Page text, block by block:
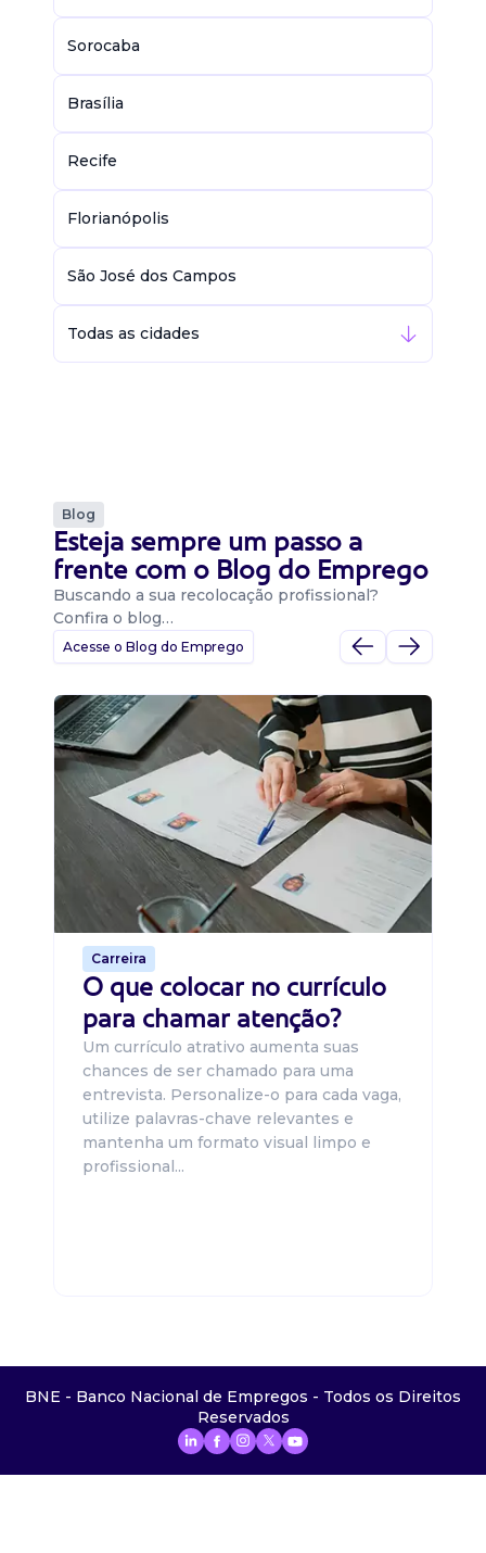
Sorocaba
Brasília
Recife
Florianópolis
São José dos Campos
Todas as cidades
Blog
Esteja sempre um passo a
frente com o Blog do Emprego
Buscando a sua recolocação profissional?
Confira o blog…
Acesse o Blog do Emprego
Carreira
O que colocar no currículo
para chamar atenção?
Um currículo atrativo aumenta suas
chances de ser chamado para uma
entrevista. Personalize-o para cada vaga,
utilize palavras-chave relevantes e
mantenha um formato visual limpo e
profissional...
BNE - Banco Nacional de Empregos - Todos os Direitos
Reservados